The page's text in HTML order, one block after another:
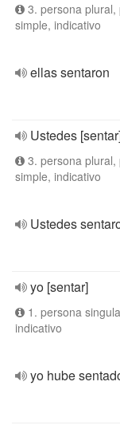
3. persona
simple, indicativo
ellas sentaron
Ustedes
3. persona
simple, indicativo
Ustedes
yo [sentar]
1. persona
indicativo
yo hube